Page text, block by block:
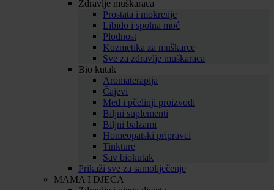
Zdravlje muškaraca
Prostata i mokrenje
Libido i spolna moć
Plodnost
Kozmetika za muškarce
Sve za zdravlje muškaraca
Bio kutak
Aromaterapija
Čajevi
Med i pčelinji proizvodi
Biljni suplementi
Biljni balzami
Homeopatski pripravci
Tinkture
Sav biokutak
Prikaži sve za samoliječenje
MAMA I DJECA